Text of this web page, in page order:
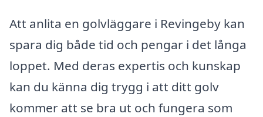
Att anlita en golvläggare i Revingeby kan
spara dig både tid och pengar i det långa
loppet. Med deras expertis och kunskap
kan du känna dig trygg i att ditt golv
kommer att se bra ut och fungera som